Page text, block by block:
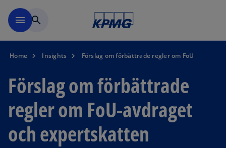
menu search
Home Insights Förslag om förbättrade regler om FoU
Förslag om förbättrade
regler om FoU-avdraget
och expertskatten